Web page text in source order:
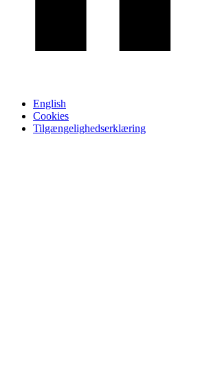
English
Cookies
Tilgængelighedserklæring